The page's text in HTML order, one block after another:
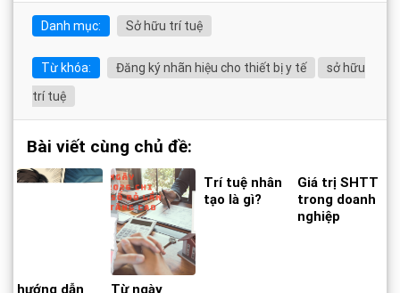
Danh mục: Sở hữu trí tuệ
Từ khóa: Đăng ký nhãn hiệu cho thiết bị y tế
sở hữu
trí tuệ
Bài viết cùng chủ đề:
hướng dẫn
Từ ngày
Trí tuệ nhân
tạo là gì?
Giá trị SHTT
trong doanh
nghiệp